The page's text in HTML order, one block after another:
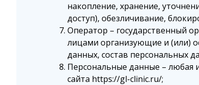
накопление, хранение,
доступ), обезличивание,
Оператор – государственный
лицами организующие и (или)
данных, состав персональных
Персональные данные – любая
сайта https://gl-clinic.ru/;